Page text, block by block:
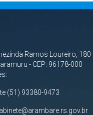
Ramos Loureiro, 180
- CEP: 96178-000
(51) 93380-9473